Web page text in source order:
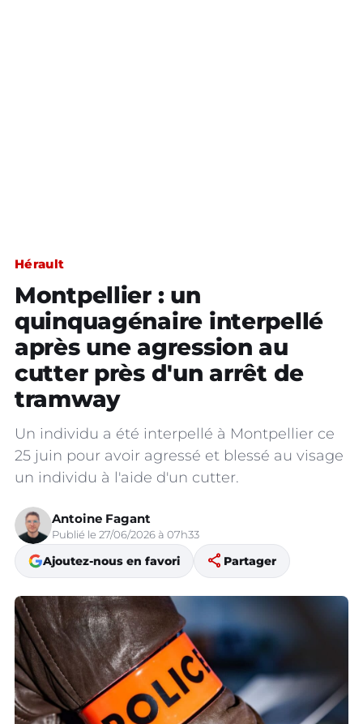
Hérault
Montpellier : un
quinquagénaire interpellé
après une agression au
cutter près d'un arrêt de
tramway
Un individu a été interpellé à Montpellier ce
25 juin pour avoir agressé et blessé au visage
un individu à l'aide d'un cutter.
Antoine Fagant
Publié le 27/06/2026 à 07h33
Ajoutez-nous en favori share Partager